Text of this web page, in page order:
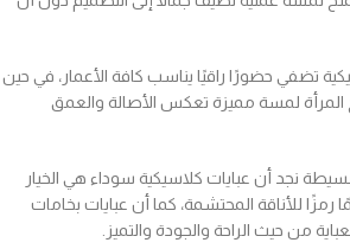
تضفي حضورًا راقيًا يناسب كافة الأعمار، في حين
المرأة لمسة مميزة تعكس الأصالة والعمق
نجد أن عبايات كلاسيكية سوداء هي الخيار
رمزًا للأناقة المحتشمة، كما أن عبايات بخامات
من حيث الراحة والجودة والتميز.